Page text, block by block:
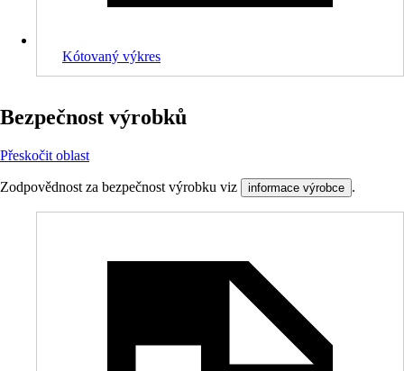
Kótovaný výkres
Bezpečnost výrobků
Přeskočit oblast
Zodpovědnost za bezpečnost výrobku viz informace výrobce .